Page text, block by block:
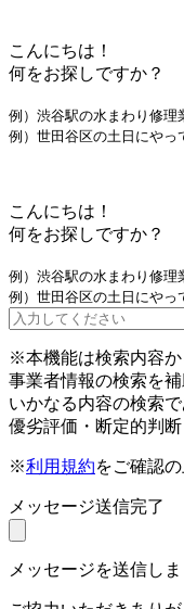
こんにちは！
何をお探しですか？
例）渋谷駅の水まわり修理
例）世田谷区の土日にやっ
こんにちは！
何をお探しですか？
例）渋谷駅の水まわり修理
例）世田谷区の土日にやっ
※本機能は検索内容か
事業者情報の検索を補
いかなる内容の検索
優劣評価・断定的判
※利用規約をご確認
メッセージ送信完了
メッセージを送信しま